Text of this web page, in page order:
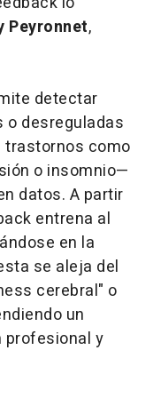
Peyronnet,
detectar
o desreguladas
como
o insomnio—
datos. A partir
entrena al
en la
se aleja del
cerebral" o
un
profesional y